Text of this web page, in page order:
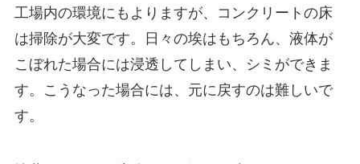
工場内の環境にもよりますが、コンクリートの床
は掃除が大変です。日々の埃はもちろん、液体が
こぼれた場合には浸透してしまい、シミができま
す。こうなった場合には、元に戻すのは難しいで
す。